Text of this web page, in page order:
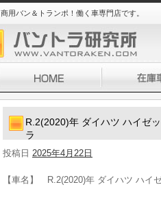
商用バン＆トランポ！働く車専門店です。
R.2(2020)年 ダイハツ ハイゼ
ラ
投稿日 2025年4月22日
【車名】 R.2(2020)年 ダイハツ ハイ